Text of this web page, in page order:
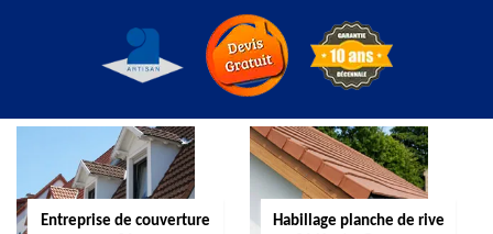
Entreprise de couverture
Habillage planche de rive